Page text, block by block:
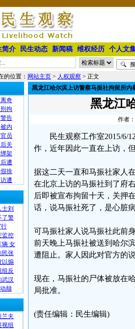
简介 民生动态 新闻稿 维权经历 个人文
的位置： 网站主页 > 人权观察 > 正文
奇
拘
告
内
员
关
架
遭
徐
遭
刘
了警
行
监控
辆 女
民张
以煽
反
武汉
颠
兰夫
组
黑龙江哈尔滨上访警察马振社拘留所内
黑龙江
作者
民生观察工作室2015/6/
作，近年因此一直在上访，
据这二天一直和马振社家人
在北京上访的马振社到了府
后即被宣布拘留十天，关押
话，说马振社死了，是心脏
可马振社家人说马振社此前
前天晚上马振社被送到哈尔
遭阻止。家人因此对官方的
现在，马振社的尸体被放在
局批准。
(责任编辑：民生编辑)